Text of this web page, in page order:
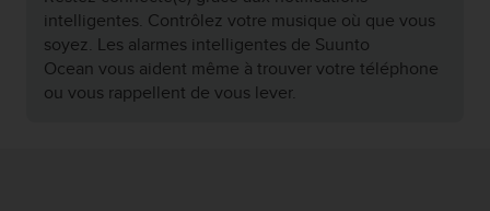
une perspective holistique de votre bien-être.
intelligentes. Contrôlez votre musique où que vous
soyez. Les alarmes intelligentes de Suunto
Ocean vous aident même à trouver votre téléphone
ou vous rappellent de vous lever.